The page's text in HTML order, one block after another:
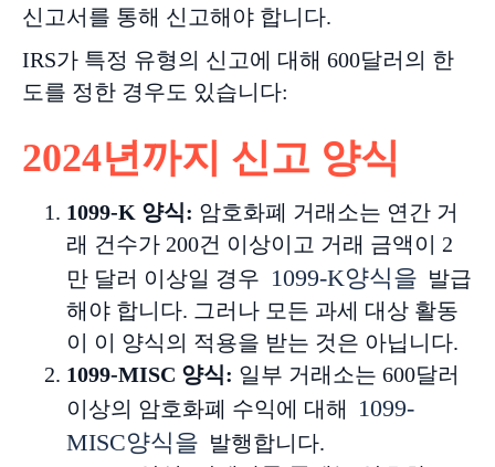
신고서를 통해 신고해야 합니다.
IRS가 특정 유형의 신고에 대해 600달러의 한
도를 정한 경우도 있습니다:
2024년까지 신고 양식
1099-K 양식: 암호화폐 거래소는 연간 거
래 건수가 200건 이상이고 거래 금액이 2
만 달러 이상일 경우 1099-K양식을 발급
해야 합니다. 그러나 모든 과세 대상 활동
이 이 양식의 적용을 받는 것은 아닙니다.
1099-MISC 양식: 일부 거래소는 600달러
이상의 암호화폐 수익에 대해
1099-
MISC양식을 발행합니다.